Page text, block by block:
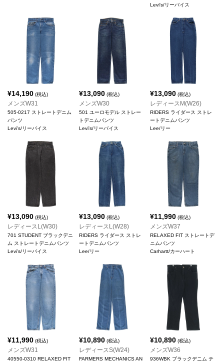
Levi's/リーバイス
¥14,190 (税込)
メンズW31
505-0217 ストレートデニム
パンツ
Levi's/リーバイス
¥13,090(税込)
メンズW30
501 ユーロモデル ストレー
トデニムパンツ
Levi's/リーバイス
¥13,090 (税込)
レディースM(W26)
RIDERS ライダース ストレ
ートデニムパンツ
Lee/リー
¥13,090 (税込)
レディースL(W30)
701 STUDENT ブラックデニ
ム ストレートデニムパンツ
Levi's/リーバイス
¥13,090(税込)
レディースL(W28)
RIDERS ライダース ストレ
ートデニムパンツ
Lee/リー
¥11,990 (税込)
メンズW37
RELAXED FIT ストレートデ
ニムパンツ
Carhartt/カーハート
¥11,990 (税込)
メンズW31
40550-0310 RELAXED FIT
¥10,890(税込)
レディースS(W24)
FARMERS MECHANICS AN
¥10,890 (税込)
メンズW36
936WBK ブラックデニム テ